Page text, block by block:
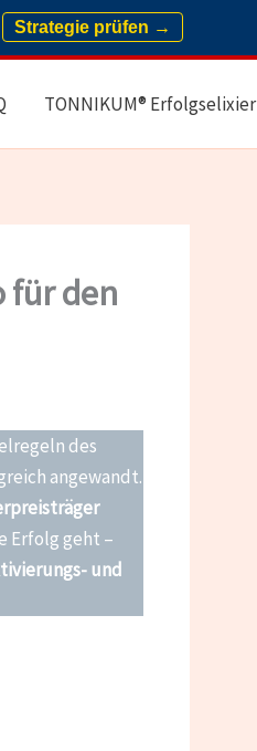
Strategie prüfen →
TONNIKUM® Erfolgselixier
für den
des
angewandt.
Erfolg geht –
und